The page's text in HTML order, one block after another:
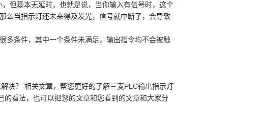
但基本无延时，也就是说，当你输入有信号时，这个
么当指示灯还未来得及发光，信号就中断了，会导致
多条件，其中一个条件未满足，输出指令均不会被触
决？ 相关文章，帮您更好的了解三菱PLC输出指示灯
看法，也可以把您的文章和您看到的文章和大家分